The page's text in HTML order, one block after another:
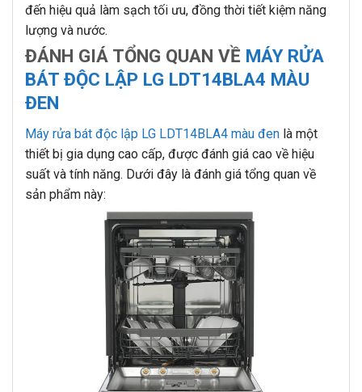
đến hiệu quả làm sạch tối ưu, đồng thời tiết kiệm năng
lượng và nước.
ĐÁNH GIÁ TỔNG QUAN VỀ MÁY RỬA
BÁT ĐỘC LẬP LG LDT14BLA4 MÀU
ĐEN
Máy rửa bát độc lập LG LDT14BLA4 màu đen là một
thiết bị gia dụng cao cấp, được đánh giá cao về hiệu
suất và tính năng. Dưới đây là đánh giá tổng quan về
sản phẩm này: